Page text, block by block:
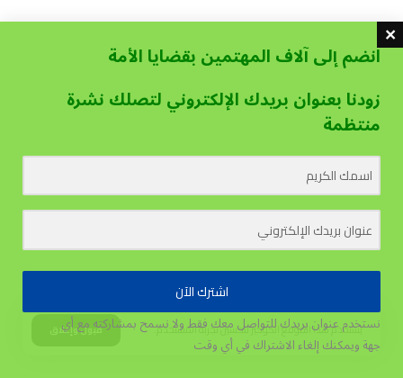
يستخدم هذا الموقع الكوكيز لتحسين تجربة المستخدم. قبول وإغلاق
انضم إلى آلاف المهتمين بقضايا الأمة
زودنا بعنوان بريدك الإلكتروني لتصلك نشرة
منتظمة
اشترك الآن
نستخدم عنوان بريدك للتواصل معك فقط ولا نسمح بمشاركته مع أي
جهةويمكنك إلغاء الاشتراك في أي وقت